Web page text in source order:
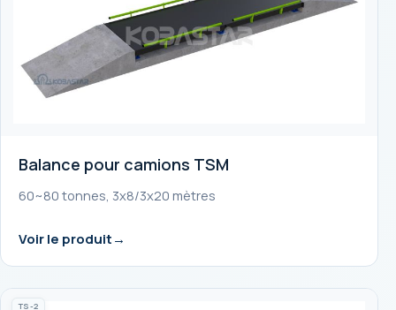
Balance pour camions TSM
60~80 tonnes, 3x8/3x20 mètres
Voir le produit
TS-2